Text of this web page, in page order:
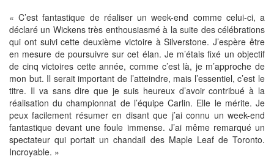
« C’est fantastique de réaliser un week-end comme celui-ci, a
déclaré un Wickens très enthousiasmé à la suite des célébrations
qui ont suivi cette deuxième victoire à Silverstone. J’espère être
en mesure de poursuivre sur cet élan. Je m’étais fixé un objectif
de cinq victoires cette année, comme c’est là, je m’approche de
mon but. Il serait important de l’atteindre, mais l’essentiel, c’est le
titre. Il va sans dire que je suis heureux d’avoir contribué à la
réalisation du championnat de l’équipe Carlin. Elle le mérite. Je
peux facilement résumer en disant que j’ai connu un week-end
fantastique devant une foule immense. J’ai même remarqué un
spectateur qui portait un chandail des Maple Leaf de Toronto.
Incroyable. »